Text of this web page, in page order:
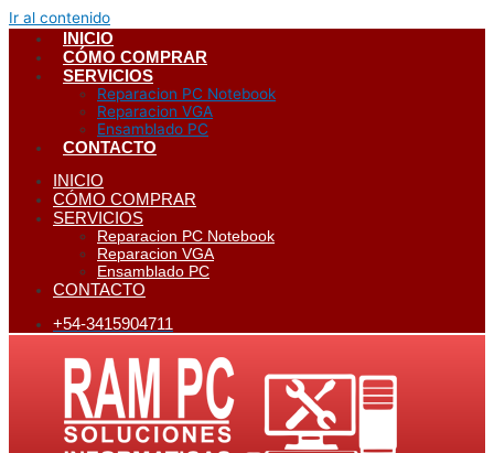
Ir al contenido
INICIO
CÓMO COMPRAR
SERVICIOS
Reparacion PC Notebook
Reparacion VGA
Ensamblado PC
CONTACTO
INICIO
CÓMO COMPRAR
SERVICIOS
Reparacion PC Notebook
Reparacion VGA
Ensamblado PC
CONTACTO
+54-3415904711